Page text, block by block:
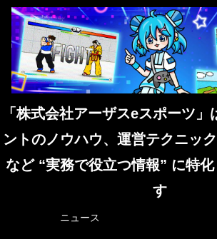
「株式会社アーザスeスポーツ
ントのノウハウ、運営テクニッ
など “実務で役立つ情報” に特
す
ニュース